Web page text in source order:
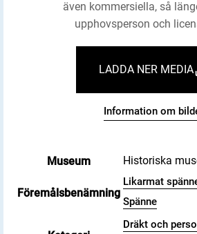
Museum Historiska
Föremålsbenämning
Likarmat
Spänne
Dräkt och
även kommersiella, så
upphovsperson och
LADDA NER MEDIA
Information om